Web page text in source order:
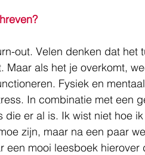
out. Velen denken dat het
Maar als het je overkomt,
Fysiek en
In combinatie met een
er al is. Ik wist niet hoe
zijn, maar na een paar
een mooi leesboek